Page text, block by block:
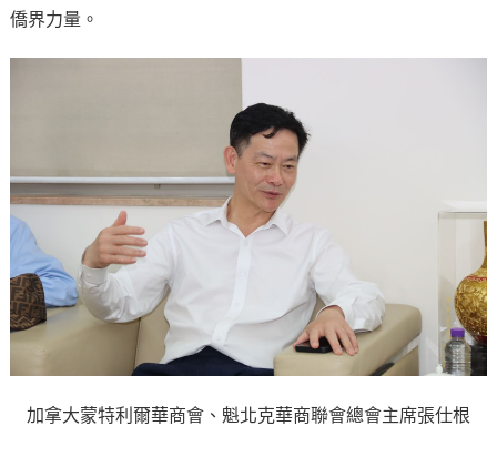
僑界力量。
加拿大蒙特利爾華商會、魁北克華商聯會總會主席張仕根